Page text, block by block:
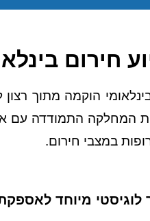
חירום
הוקמה מתוך
המחלקה התמודדה עם
במצבי חירום.
לוגיסטי מיוחד